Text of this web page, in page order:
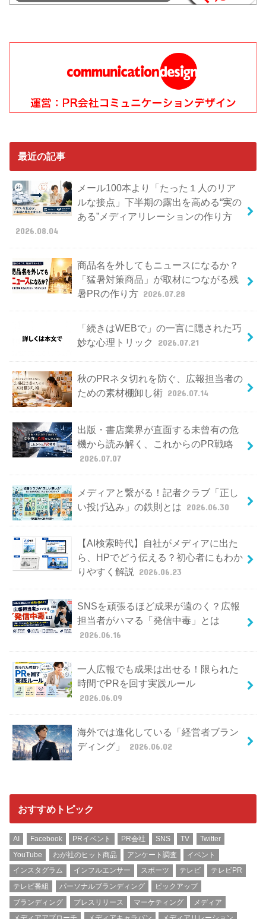
最近の記事
メール100本より「たった１人のリア
ルな接点」下半期の露出を高める“実の
ある”メディアリレーションの作り方
2026.08.04
商品名を外してもニュースになるか？
「猛暑対策商品」が取材につながる残
暑PRの作り方 2026.07.28
「続きはWEBで」の一言に隠された巧
妙な心理トリック
2026.07.21
秋のPRネタ切れを防ぐ、広報担当者の
ための素材棚卸し術 2026.07.14
出版・書店業界が直面する未曾有の危
機から読み解く、これからのPR戦略
2026.07.07
メディアと繋がる！記者クラブ「正し
い投げ込み」の鉄則とは 2026.06.30
【AI検索時代】自社がメディアに出た
ら、HPでどう伝える？初心者にもわか
りやすく解説
2026.06.23
SNSを頑張るほど成果が遠のく？広報
担当者がハマる「発信中毒」とは
2026.06.16
一人広報でも成果は出せる！限られた
時間でPRを回す実践ルール
2026.06.09
海外では進化している「経営者ブラン
ディング」
2026.06.02
おすすめトピック
AI Facebook PRイベント PR会社 SNS TV
Twitter
YouTube
わが社のヒット商品 アンケート調査
イベント
インスタグラム
インフルエンサー スポーツ テレビ
テレビPR
テレビ番組
パーソナルブランディング
ピックアップ
ブランディング
プレスリリース マーケティング
メディア